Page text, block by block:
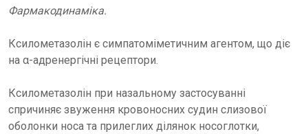
Фармакодинаміка.
Ксилометазолін є симпатоміметичним агентом, що діє
на α-адренергічні рецептори.
Ксилометазолін при назальному застосуванні
спричиняє звуження кровоносних судин слизової
оболонки носа та прилеглих ділянок носоглотки,